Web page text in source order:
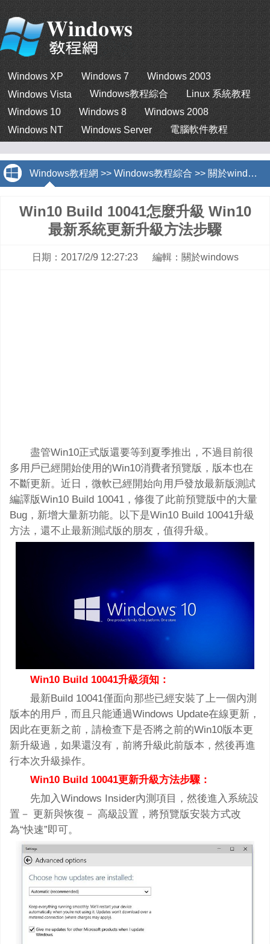
Windows XP Windows 7
Windows 2003
Windows Vista
Windows教程綜合
Linux 系統教程
Windows 10
Windows 8
Windows 2008
Windows NT
Windows Server 電腦軟件教程
Windows教程網 >> Windows教程綜合 >> 關於windows
Win10 Build 10041怎麼升級 Win10
最新系統更新升級方法步驟
日期：2017/2/9 12:27:23 編輯：關於windows
盡管Win10正式版還要等到夏季推出，不過目前很
多用戶已經開始使用的Win10消費者預覽版，版本也在
不斷更新。近日，微軟已經開始向用戶發放最新版測試
編譯版Win10 Build 10041，修復了此前預覽版中的大量
Bug，新增大量新功能。以下是Win10 Build 10041升級
方法，還不止最新測試版的朋友，值得升級。
Win10 Build 10041升級須知：
最新Build 10041僅面向那些已經安裝了上一個內測
版本的用戶，而且只能通過Windows Update在線更新，
因此在更新之前，請檢查下是否將之前的Win10版本更
新升級過，如果還沒有，前將升級此前版本，然後再進
行本次升級操作。
Win10 Build 10041更新升級方法步驟：
先加入Windows Insider內測項目，然後進入系統設
置－ 更新與恢復－ 高級設置，將預覽版安裝方式改
為“快速”即可。